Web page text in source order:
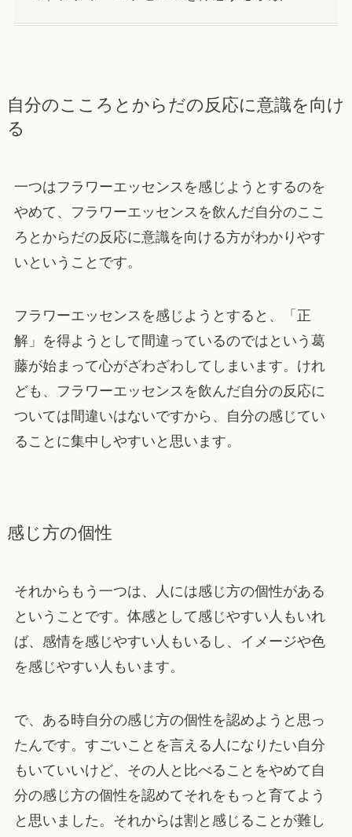
自分のこころとからだの反応に意識を向け
る
一つはフラワーエッセンスを感じようとするのを
やめて、フラワーエッセンスを飲んだ自分のここ
ろとからだの反応に意識を向ける方がわかりやす
いということです。
フラワーエッセンスを感じようとすると、「正
解」を得ようとして間違っているのではという葛
藤が始まって心がざわざわしてしまいます。けれ
ども、フラワーエッセンスを飲んだ自分の反応に
ついては間違いはないですから、自分の感じてい
ることに集中しやすいと思います。
感じ方の個性
それからもう一つは、人には感じ方の個性がある
ということです。体感として感じやすい人もいれ
ば、感情を感じやすい人もいるし、イメージや色
を感じやすい人もいます。
で、ある時自分の感じ方の個性を認めようと思っ
たんです。すごいことを言える人になりたい自分
もいていいけど、その人と比べることをやめて自
分の感じ方の個性を認めてそれをもっと育てよう
と思いました。それからは割と感じることが難し